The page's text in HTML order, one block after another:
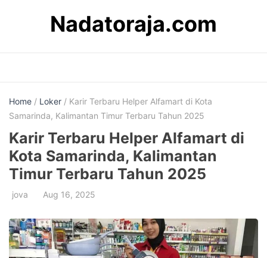
Nadatoraja.com
Home / Loker / Karir Terbaru Helper Alfamart di Kota
Samarinda, Kalimantan Timur Terbaru Tahun 2025
Karir Terbaru Helper Alfamart di
Kota Samarinda, Kalimantan
Timur Terbaru Tahun 2025
jova Aug 16, 2025